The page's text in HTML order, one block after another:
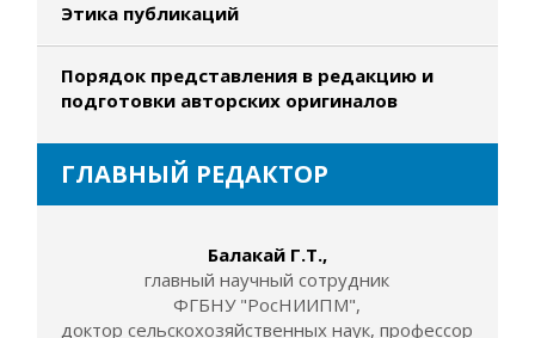
Этика публикаций
Порядок представления в редакцию и
подготовки авторских оригиналов
ГЛАВНЫЙ РЕДАКТОР
Балакай Г.Т.,
главный научный сотрудник
ФГБНУ "РосНИИПМ",
доктор сельскохозяйственных наук, профессор